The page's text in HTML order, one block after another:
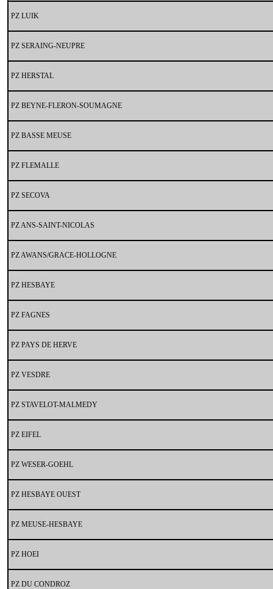
PZ LUIK
PZ SERAING-NEUPRE
PZ HERSTAL
PZ BEYNE-FLERON-SOUMAGNE
PZ BASSE MEUSE
PZ FLEMALLE
PZ SECOVA
PZ ANS-SAINT-NICOLAS
PZ AWANS/GRACE-HOLLOGNE
PZ HESBAYE
PZ FAGNES
PZ PAYS DE HERVE
PZ VESDRE
PZ STAVELOT-MALMEDY
PZ EIFEL
PZ WESER-GOEHL
PZ HESBAYE OUEST
PZ MEUSE-HESBAYE
PZ HOEI
PZ DU CONDROZ